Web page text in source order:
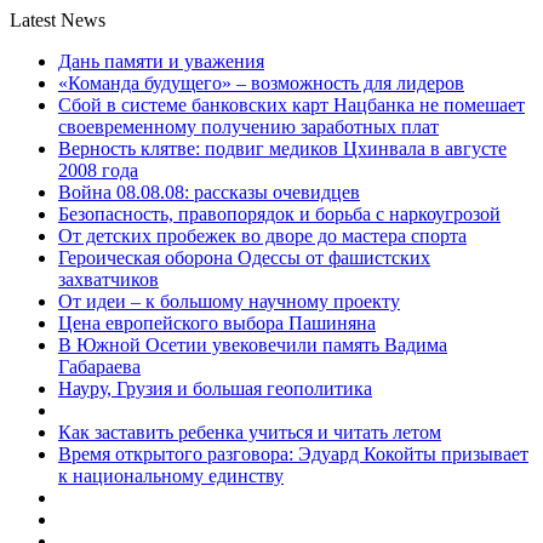
Latest News
Дань памяти и уважения
«Команда будущего» – возможность для лидеров
Сбой в системе банковских карт Нацбанка не помешает
своевременному получению заработных плат
Верность клятве: подвиг медиков Цхинвала в августе
2008 года
Война 08.08.08: рассказы очевидцев
Безопасность, правопорядок и борьба с наркоугрозой
От детских пробежек во дворе до мастера спорта
Героическая оборона Одессы от фашистских
захватчиков
От идеи – к большому научному проекту
Цена европейского выбора Пашиняна
В Южной Осетии увековечили память Вадима
Габараева
Науру, Грузия и большая геополитика
Как заставить ребенка учиться и читать летом
Время открытого разговора: Эдуард Кокойты призывает
к национальному единству